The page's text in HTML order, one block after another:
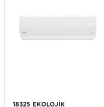
18325 EKOLOJİK